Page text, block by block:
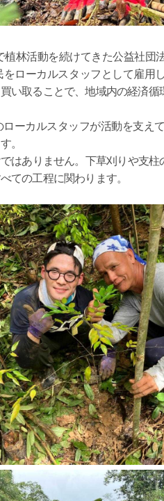
植林活動を続けてきた公益社団
ローカルスタッフとして雇用
い取ることで、地域内の経済循
ーカルスタッフが活動を支え
。
はありません。下草刈りや支
ての工程に関わります。